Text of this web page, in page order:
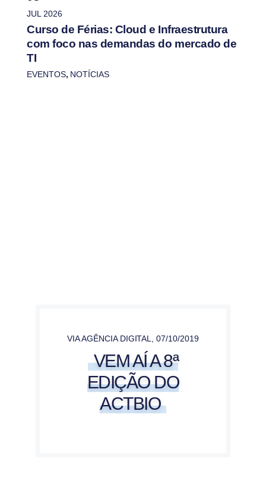
JUL 2026
Curso de Férias: Cloud e Infraestrutura
com foco nas demandas do mercado de
TI
EVENTOS, NOTÍCIAS
VIA AGÊNCIA DIGITAL,07/10/2019
VEM AÍ A 8ª
EDIÇÃO DO
ACTBIO